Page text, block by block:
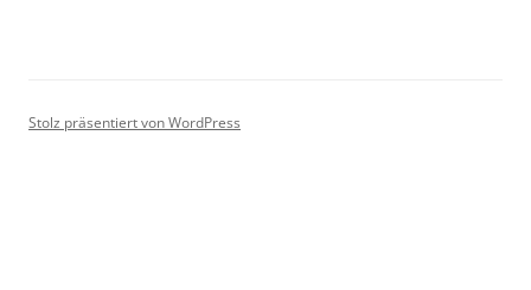
Stolz präsentiert von WordPress